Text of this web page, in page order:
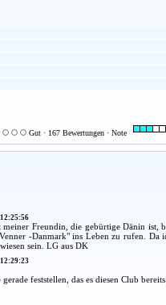
Gut · 167 Bewertungen · Note
Freundin, die gebürtige Dänin ist,
-Danmark" ins Leben zu rufen. Da
sein. LG aus DK
gerade feststellen, das es diesen Club